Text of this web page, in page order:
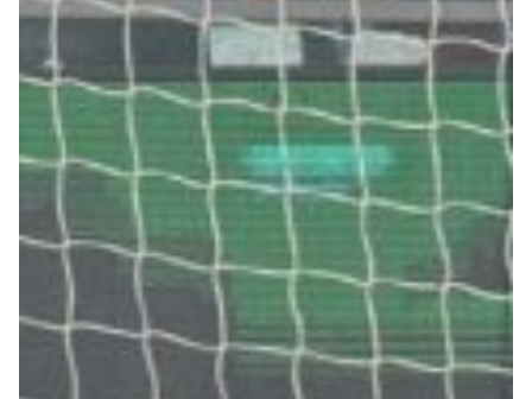
Robe di Kappa x Genoa
Vintage Collection
Red&Blue Voices
Kids
Accessori